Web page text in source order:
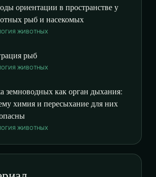
ориентации в пространстве у
рыб и насекомых
ЖИВОТНЫХ
рыб
ЖИВОТНЫХ
земноводных как орган дыхания:
химия и пересыхание для них
ЖИВОТНЫХ